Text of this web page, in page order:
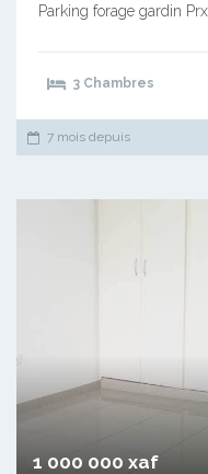
Parking forage gardin
3 Chambres
7 mois depuis
1 000 000 xaf